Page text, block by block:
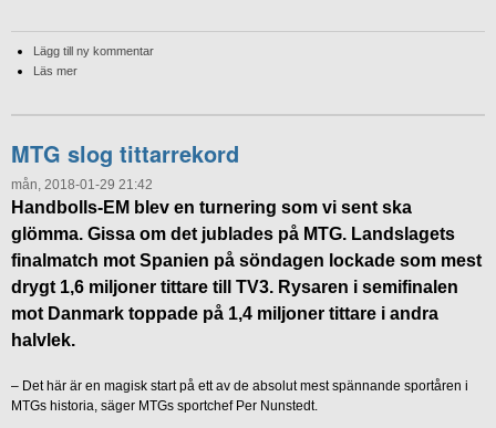
Lägg till ny kommentar
Läs mer
MTG slog tittarrekord
mån, 2018-01-29 21:42
Handbolls-EM blev en turnering som vi sent ska
glömma. Gissa om det jublades på MTG. Landslagets
finalmatch mot Spanien på söndagen lockade som mest
drygt 1,6 miljoner tittare till TV3. Rysaren i semifinalen
mot Danmark toppade på 1,4 miljoner tittare i andra
halvlek.
– Det här är en magisk start på ett av de absolut mest spännande sportåren i
MTGs historia, säger MTGs sportchef Per Nunstedt.